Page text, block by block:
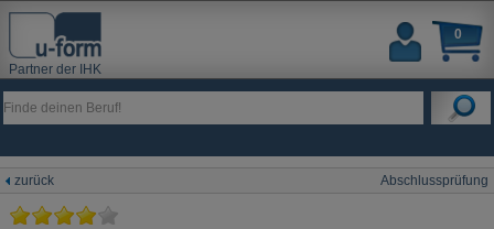
Partner der IHK
0
zurück Abschlussprüfung